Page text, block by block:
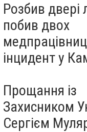
Розбив двері
побив двох
інцидент у
Прощання із
Захисником
Сергієм